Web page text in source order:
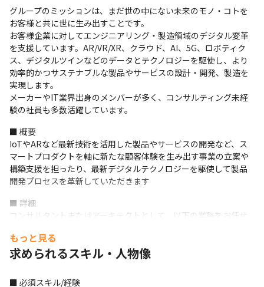
グループのミッションは、まだ世の中にない未来のモノ・コトを
お客様と共に世に生み出すことです。
お客様企業に対してエンジニアリング・製造領域のデジタル変革
を支援しています。AR/VR/XR、クラウド、AI、5G、ロボティク
ス、デジタルツインなどのデータとテクノロジーを駆使し、より
効率的かつサステナブルな製品やサービスの設計・開発、製造を
実現します。
メーカーやIT業界出身のメンバーが多く、コンサルティング未経
験の社員も多数活躍しています。
■ 概要
IoTやARなど最新技術を活用した製品やサービスの開発など、ス
マートプロダクトを軸に新たな顧客体験を生み出す事業の立案や
構築支援を担ったり、最新デジタルテクノロジーを駆使して製品
開発プロセスを革新していただきます
■ 詳細
コンサルタントまたはアーキテクトとして、以下の業務をお任せ
＜業務例＞
【エンジニアリング領域】
もっと見る
求められるスキル・人物像
■ 必須スキル/経験